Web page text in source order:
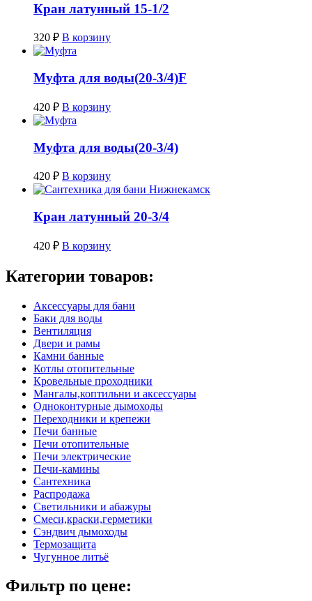
Кран латунный 15-1/2
320 ₽ В корзину
Муфта для воды(20-3/4)F
420 ₽ В корзину
Муфта для воды(20-3/4)
420 ₽ В корзину
Кран латунный 20-3/4
420 ₽ В корзину
Категории товаров:
Аксессуары для бани
Баки для воды
Вентиляция
Двери и рамы
Камни банные
Котлы отопительные
Кровельные проходники
Мангалы,коптильни и аксессуары
Одноконтурные дымоходы
Переходники и крепежи
Печи банные
Печи отопительные
Печи электрические
Печи-камины
Сантехника
Распродажа
Светильники и абажуры
Смеси,краски,герметики
Сэндвич дымоходы
Термозащита
Чугунное литьё
Фильтр по цене: